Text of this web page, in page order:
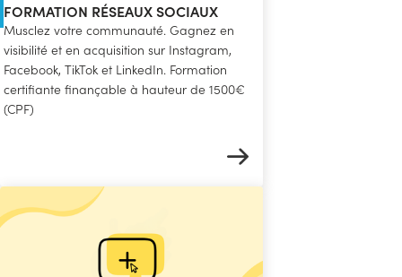
FORMATION RÉSEAUX SOCIAUX
Musclez votre communauté. Gagnez en
visibilité et en acquisition sur Instagram,
Facebook, TikTok et LinkedIn. Formation
certifiante finançable à hauteur de 1500€
(CPF)